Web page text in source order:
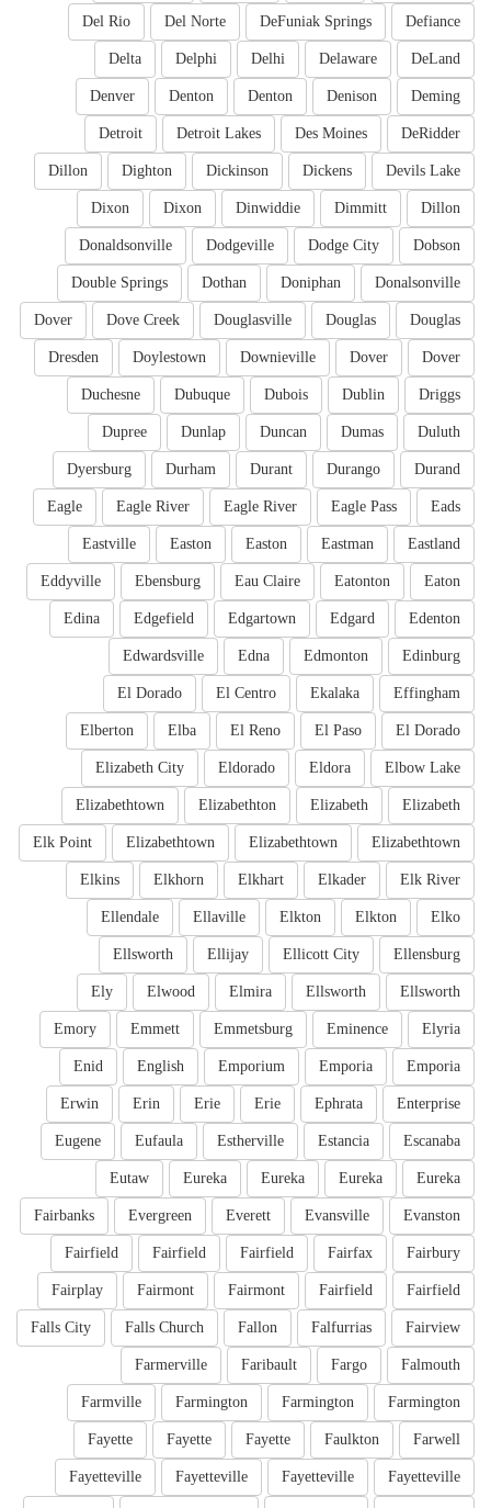
Defiance
DeFuniak Springs
Del Norte
Del Rio
DeLand
Delaware
Delhi
Delphi
Delta
Deming
Denison
Denton
Denton
Denver
DeRidder
Des Moines
Detroit Lakes
Detroit
Devils Lake
Dickens
Dickinson
Dighton
Dillon
Dillon
Dimmitt
Dinwiddie
Dixon
Dixon
Dobson
Dodge City
Dodgeville
Donaldsonville
Donalsonville
Doniphan
Dothan
Double Springs
Douglas
Douglas
Douglasville
Dove Creek
Dover
Dover
Dover
Downieville
Doylestown
Dresden
Driggs
Dublin
Dubois
Dubuque
Duchesne
Duluth
Dumas
Duncan
Dunlap
Dupree
Durand
Durango
Durant
Durham
Dyersburg
Eads
Eagle Pass
Eagle River
Eagle River
Eagle
Eastland
Eastman
Easton
Easton
Eastville
Eaton
Eatonton
Eau Claire
Ebensburg
Eddyville
Edenton
Edgard
Edgartown
Edgefield
Edina
Edinburg
Edmonton
Edna
Edwardsville
Effingham
Ekalaka
El Centro
El Dorado
El Dorado
El Paso
El Reno
Elba
Elberton
Elbow Lake
Eldora
Eldorado
Elizabeth City
Elizabeth
Elizabeth
Elizabethton
Elizabethtown
Elizabethtown
Elizabethtown
Elizabethtown
Elk Point
Elk River
Elkader
Elkhart
Elkhorn
Elkins
Elko
Elkton
Elkton
Ellaville
Ellendale
Ellensburg
Ellicott City
Ellijay
Ellsworth
Ellsworth
Ellsworth
Elmira
Elwood
Ely
Elyria
Eminence
Emmetsburg
Emmett
Emory
Emporia
Emporia
Emporium
English
Enid
Enterprise
Ephrata
Erie
Erie
Erin
Erwin
Escanaba
Estancia
Estherville
Eufaula
Eugene
Eureka
Eureka
Eureka
Eureka
Eutaw
Evanston
Evansville
Everett
Evergreen
Fairbanks
Fairbury
Fairfax
Fairfield
Fairfield
Fairfield
Fairfield
Fairfield
Fairmont
Fairmont
Fairplay
Fairview
Falfurrias
Fallon
Falls Church
Falls City
Falmouth
Fargo
Faribault
Farmerville
Farmington
Farmington
Farmington
Farmville
Farwell
Faulkton
Fayette
Fayette
Fayette
Fayetteville
Fayetteville
Fayetteville
Fayetteville